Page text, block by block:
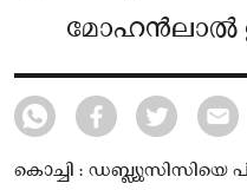
മോഹൻലാൽ
കൊച്ചി : ഡബ്ല്യുസിസിയെ